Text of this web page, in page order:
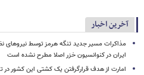
آخرین اخبار
مذاکرات مسیر جدید تنگه هرمز توسط نیروهای
ایران در کنوانسیون خزر اصلا مطرح نشده است
امارت از هدف قرارگرفتن یک کشتی این کشور در